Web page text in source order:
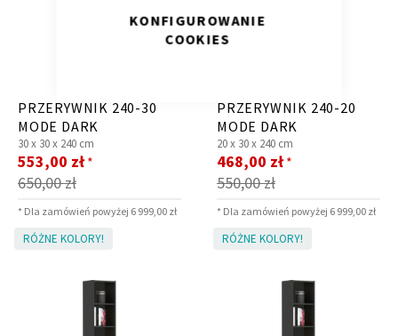
KONFIGUROWANIE
COOKIES
PRZERYWNIK 240-30
MODE DARK
30 x 30 x 240 cm
650,00 zł
Cena
promocyjna
553,00 zł *
* Dla zamówień powyżej 6 999,00 zł
PRZERYWNIK 240-20
MODE DARK
20 x 30 x 240 cm
550,00 zł
Cena
promocyjna
468,00 zł *
* Dla zamówień powyżej 6 999,00 zł
RÓŻNE KOLORY! RÓŻNE KOLORY!